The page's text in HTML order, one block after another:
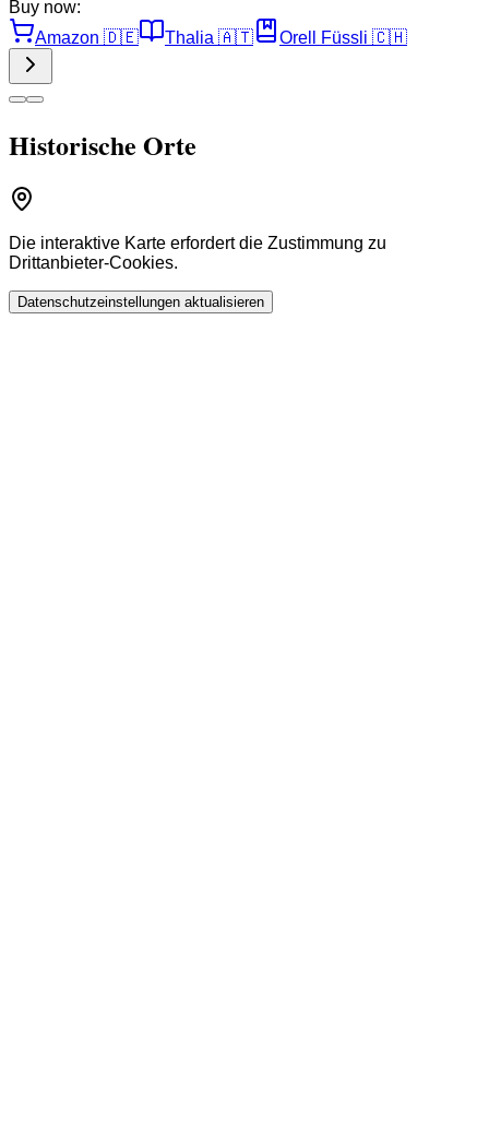
Buy now:
Amazon 🇩🇪 Thalia 🇦🇹 Orell Füssli 🇨🇭
Historische Orte
Die interaktive Karte erfordert die Zustimmung zu
Drittanbieter-Cookies.
Datenschutzeinstellungen aktualisieren